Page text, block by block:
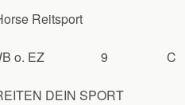
Reitsport
o. EZ 9 C
DEIN SPORT